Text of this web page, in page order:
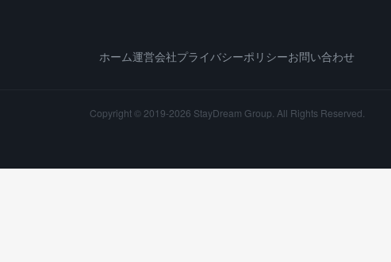
ホーム運営会社プライバシーポリシーお問い合わせ
Copyright © 2019-2026 StayDream Group. All Rights Reserved.